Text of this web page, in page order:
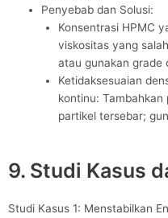
Penyebab dan Solusi:
Konsentrasi HPMC
viskositas yang
atau gunakan grade
Ketidaksesuaian
kontinu:
partikel tersebar;
9. Studi Kasus
Studi Kasus 1: Menstabilkan